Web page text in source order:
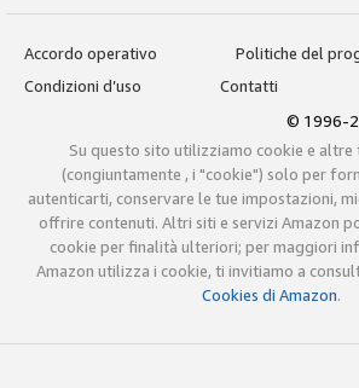
Accordo operativo
Politiche del
Condizioni d’uso
Contatti
© 1996-
Su questo sito utilizziamo cookie e altre
(congiuntamente , i "cookie") solo per
autenticarti, conservare le tue impostazioni,
offrire contenuti. Altri siti e servizi Amazon
cookie per finalità ulteriori; per maggiori
Amazon utilizza i cookie, ti invitiamo a
Cookies di Amazon.